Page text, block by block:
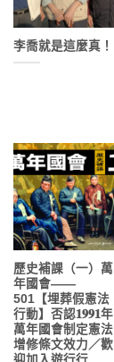
李喬就是這麼真！
歷史補課（一）萬
年國會——
501【埋葬假憲法
行動】否認𝟏𝟗𝟗𝟏年
萬年國會制定憲法
增修條文效力／歡